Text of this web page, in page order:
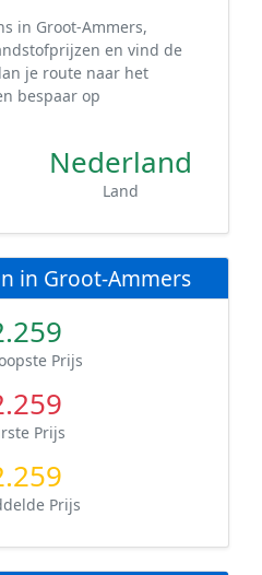
in Groot-Ammers,
en vind de
je route naar het
bespaar op
Nederland
Land
in Groot-Ammers
Prijs
Prijs
Prijs